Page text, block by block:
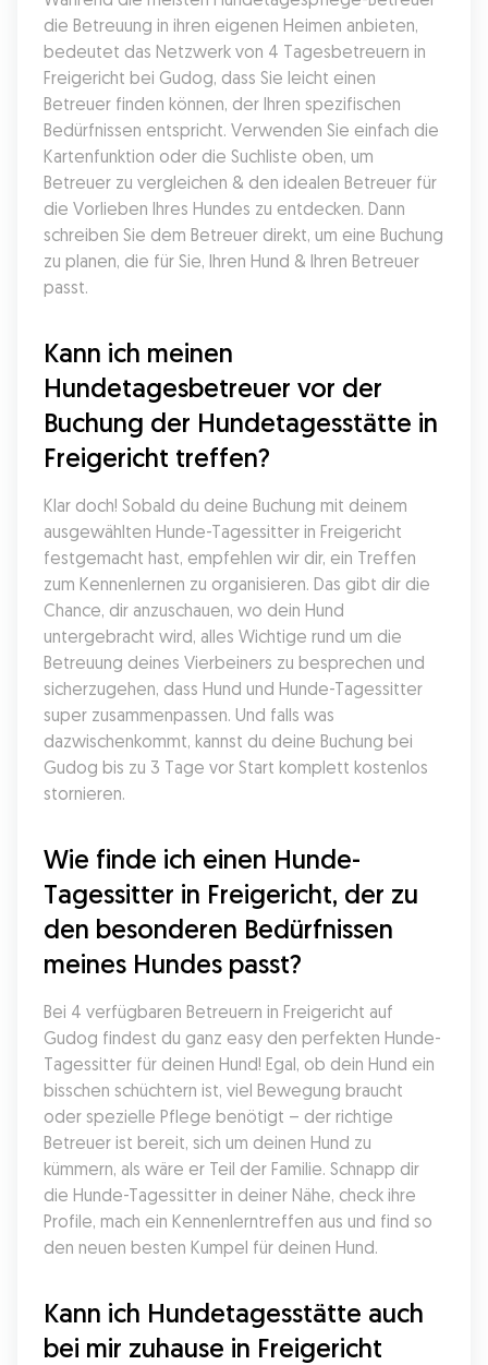
die Betreuung in ihren eigenen Heimen anbieten,
bedeutet das Netzwerk von 4 Tagesbetreuern in
Freigericht bei Gudog, dass Sie leicht einen
Betreuer finden können, der Ihren spezifischen
Bedürfnissen entspricht. Verwenden Sie einfach die
Kartenfunktion oder die Suchliste oben, um
Betreuer zu vergleichen & den idealen Betreuer für
die Vorlieben Ihres Hundes zu entdecken. Dann
schreiben Sie dem Betreuer direkt, um eine Buchung
zu planen, die für Sie, Ihren Hund & Ihren Betreuer
passt.
Kann ich meinen
Hundetagesbetreuer vor der
Buchung der Hundetagesstätte in
Freigericht treffen?
Klar doch! Sobald du deine Buchung mit deinem
ausgewählten Hunde-Tagessitter in Freigericht
festgemacht hast, empfehlen wir dir, ein Treffen
zum Kennenlernen zu organisieren. Das gibt dir die
Chance, dir anzuschauen, wo dein Hund
untergebracht wird, alles Wichtige rund um die
Betreuung deines Vierbeiners zu besprechen und
sicherzugehen, dass Hund und Hunde-Tagessitter
super zusammenpassen. Und falls was
dazwischenkommt, kannst du deine Buchung bei
Gudog bis zu 3 Tage vor Start komplett kostenlos
stornieren.
Wie finde ich einen Hunde-
Tagessitter in Freigericht, der zu
den besonderen Bedürfnissen
meines Hundes passt?
Bei 4 verfügbaren Betreuern in Freigericht auf
Gudog findest du ganz easy den perfekten Hunde-
Tagessitter für deinen Hund! Egal, ob dein Hund ein
bisschen schüchtern ist, viel Bewegung braucht
oder spezielle Pflege benötigt – der richtige
Betreuer ist bereit, sich um deinen Hund zu
kümmern, als wäre er Teil der Familie. Schnapp dir
die Hunde-Tagessitter in deiner Nähe, check ihre
Profile, mach ein Kennenlerntreffen aus und find so
den neuen besten Kumpel für deinen Hund.
Kann ich Hundetagesstätte auch
bei mir zuhause in Freigericht